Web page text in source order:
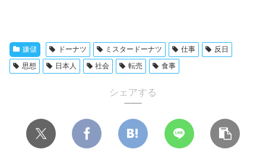
嫌儲 ドーナツ ミスタードーナツ 仕事
反日
思想
日本人 社会 転売 食事
シェアする